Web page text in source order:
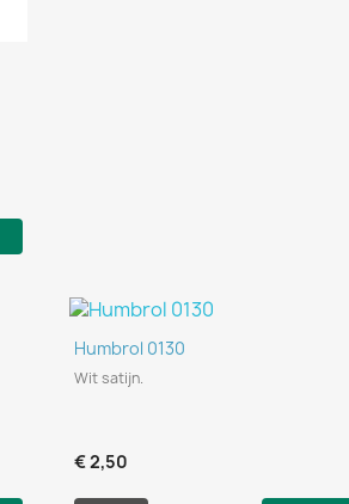
Snel bekijken
Humbrol 0130
Wit satijn.
€ 2,50